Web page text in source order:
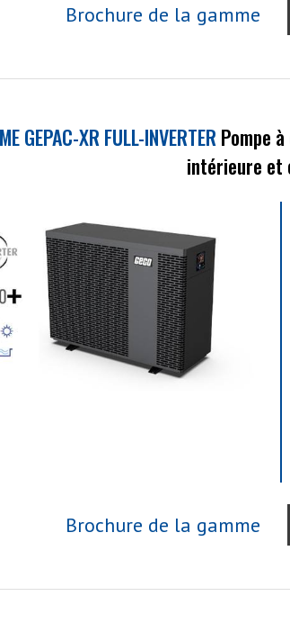
Brochure de la gamme
GEPAC-XR FULL-INVERTER Pompe
intérieure et
Brochure de la gamme